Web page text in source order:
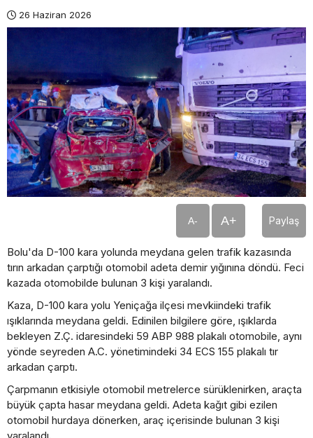
26 Haziran 2026
A- A+ Paylaş
Bolu'da D-100 kara yolunda meydana gelen trafik kazasında
tırın arkadan çarptığı otomobil adeta demir yığınına döndü. Feci
kazada otomobilde bulunan 3 kişi yaralandı.
Kaza, D-100 kara yolu Yeniçağa ilçesi mevkiindeki trafik
ışıklarında meydana geldi. Edinilen bilgilere göre, ışıklarda
bekleyen Z.Ç. idaresindeki 59 ABP 988 plakalı otomobile, aynı
yönde seyreden A.C. yönetimindeki 34 ECS 155 plakalı tır
arkadan çarptı.
Çarpmanın etkisiyle otomobil metrelerce sürüklenirken, araçta
büyük çapta hasar meydana geldi. Adeta kağıt gibi ezilen
otomobil hurdaya dönerken, araç içerisinde bulunan 3 kişi